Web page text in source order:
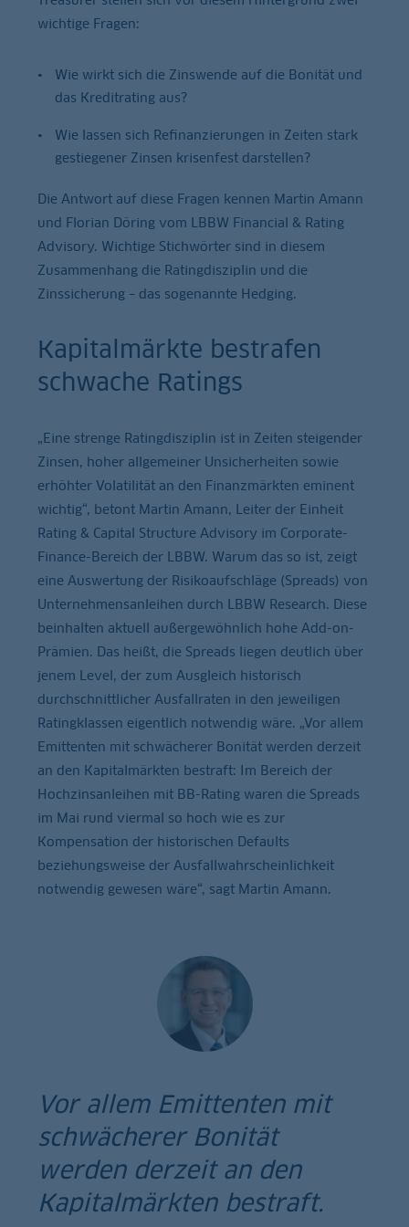
wichtige Fragen:
Wie wirkt sich die Zinswende auf die Bonität und
das Kreditrating aus?
Wie lassen sich Refinanzierungen in Zeiten stark
gestiegener Zinsen krisenfest darstellen?
Die Antwort auf diese Fragen kennen Martin Amann
und Florian Döring vom LBBW Financial & Rating
Advisory. Wichtige Stichwörter sind in diesem
Zusammenhang die Ratingdisziplin und die
Zinssicherung – das sogenannte Hedging.
Kapitalmärkte bestrafen
schwache Ratings
„Eine strenge Ratingdisziplin ist in Zeiten steigender
Zinsen, hoher allgemeiner Unsicherheiten sowie
erhöhter Volatilität an den Finanzmärkten eminent
wichtig“, betont Martin Amann, Leiter der Einheit
Rating & Capital Structure Advisory im Corporate-
Finance-Bereich der LBBW. Warum das so ist, zeigt
eine Auswertung der Risikoaufschläge (Spreads) von
Unternehmensanleihen durch LBBW Research. Diese
beinhalten aktuell außergewöhnlich hohe Add-on-
Prämien. Das heißt, die Spreads liegen deutlich über
jenem Level, der zum Ausgleich historisch
durchschnittlicher Ausfallraten in den jeweiligen
Ratingklassen eigentlich notwendig wäre. „Vor allem
Emittenten mit schwächerer Bonität werden derzeit
an den Kapitalmärkten bestraft: Im Bereich der
Hochzinsanleihen mit BB-Rating waren die Spreads
im Mai rund viermal so hoch wie es zur
Kompensation der historischen Defaults
beziehungsweise der Ausfallwahrscheinlichkeit
notwendig gewesen wäre“, sagt Martin Amann.
Vor allem Emittenten mit
schwächerer Bonität
werden derzeit an den
Kapitalmärkten bestraft.